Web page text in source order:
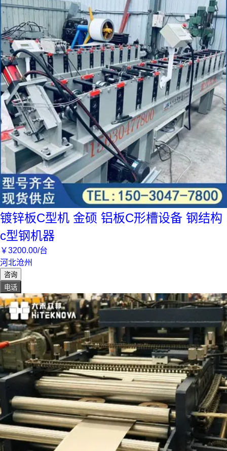
镀锌板C型机 金硕 铝板C形槽设备 钢结构
c型钢机器
￥3200.00/台
河北沧州
咨询
电话